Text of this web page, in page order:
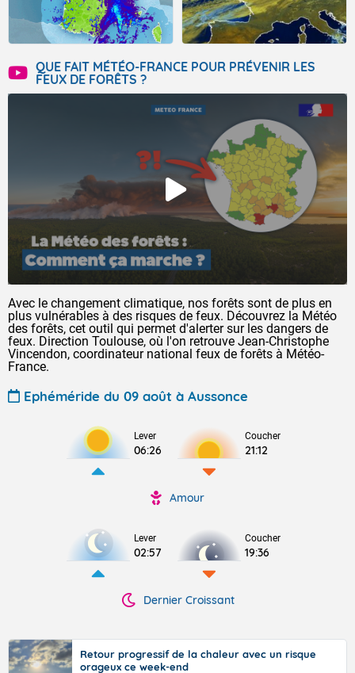
QUE FAIT MÉTÉO-FRANCE POUR PRÉVENIR LES
FEUX DE FORÊTS ?
Avec le changement climatique, nos forêts sont de plus en
plus vulnérables à des risques de feux. Découvrez la Météo
des forêts, cet outil qui permet d'alerter sur les dangers de
feux. Direction Toulouse, où l'on retrouve Jean-Christophe
Vincendon, coordinateur national feux de forêts à Météo-
France.
Ephéméride du 09 août à Aussonce
Lever
06:26
Coucher
21:12
Amour
Lever
02:57
Coucher
19:36
Dernier Croissant
Retour progressif de la chaleur avec un risque
orageux ce week-end